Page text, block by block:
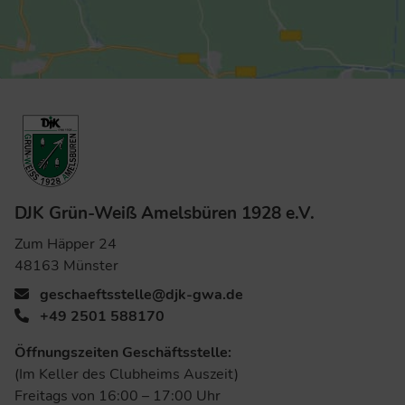
DJK Grün-Weiß Amelsbüren 1928 e.V.
Zum Häpper 24
48163 Münster
geschaeftsstelle@djk-gwa.de
+49 2501 588170
Öffnungszeiten Geschäftsstelle:
(Im Keller des Clubheims Auszeit)
Freitags von 16:00 – 17:00 Uhr